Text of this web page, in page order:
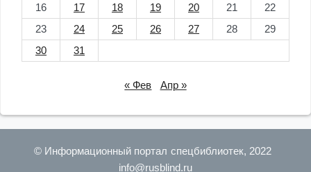
16
17 18 19 20 21
22
23
24 25 26 27 28
29
30
31
« Фев Апр »
© Информационный портал спецбиблиотек, 2022
info@rusblind.ru